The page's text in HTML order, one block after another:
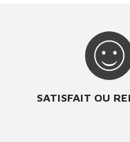
SATISFAIT OU